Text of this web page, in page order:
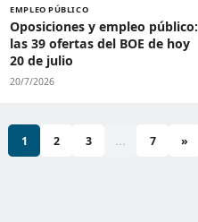
EMPLEO PÚBLICO
Oposiciones y empleo público:
las 39 ofertas del BOE de hoy
20 de julio
20/7/2026
1 2 3 ... 7 »